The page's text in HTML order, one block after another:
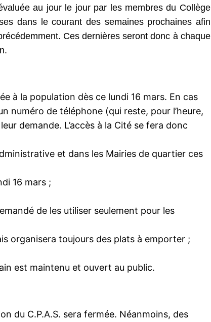
au jour le jour par les membres du Collège
dans le courant des semaines prochaines afin
Ces dernières seront donc à chaque
à la population dès ce lundi 16 mars. En cas
numéro de téléphone (qui reste, pour l’heure,
demande. L’accès à la Cité se fera donc
et dans les Mairies de quartier ces
16 mars ;
de les utiliser seulement pour les
organisera toujours des plats à emporter ;
est maintenu et ouvert au public.
du C.P.A.S. sera fermée. Néanmoins, des